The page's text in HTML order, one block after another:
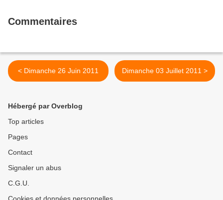
Commentaires
< Dimanche 26 Juin 2011 Dimanche 03 Juillet 2011 >
Hébergé par Overblog
Top articles
Pages
Contact
Signaler un abus
C.G.U.